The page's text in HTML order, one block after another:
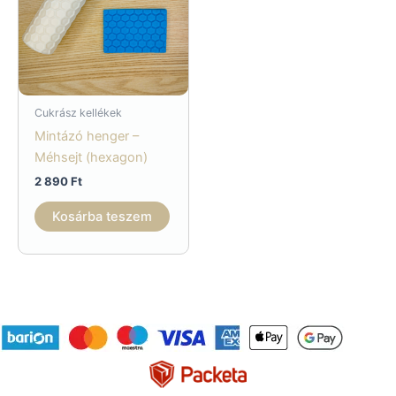
Cukrász kellékek
Mintázó henger –
Méhsejt (hexagon)
2 890Ft
Kosárba teszem